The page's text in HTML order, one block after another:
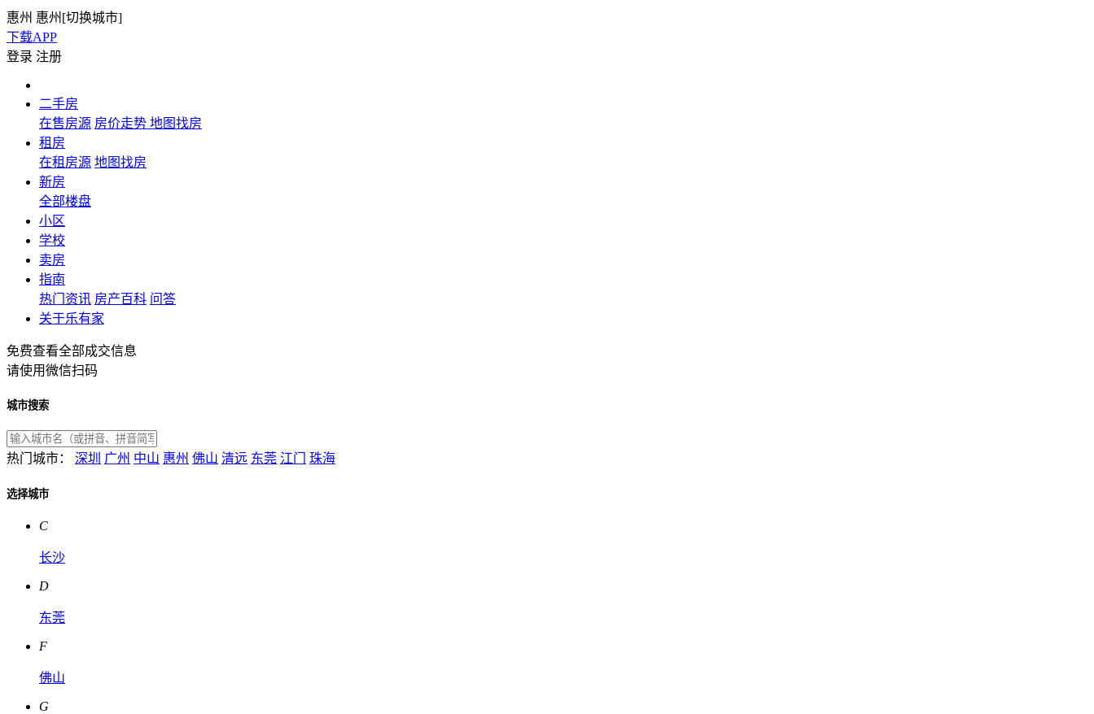
惠州 惠州[切换城市]
下载APP
登录 注册
二手房
在售房源 房价走势 地图找房
租房
在租房源 地图找房
新房
全部楼盘
小区
学校
卖房
指南
热门资讯 房产百科 问答
关于乐有家
免费查看全部成交信息
请使用微信扫码
城市搜索
热门城市： 深圳 广州 中山 惠州 佛山 清远 东莞 江门 珠海
选择城市
C
长沙
D
东莞
F
佛山
G